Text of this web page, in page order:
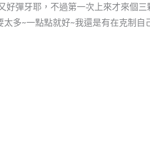
彈牙耶，不過第一次上來才來個三
多~一點點就好~我還是有在克制自